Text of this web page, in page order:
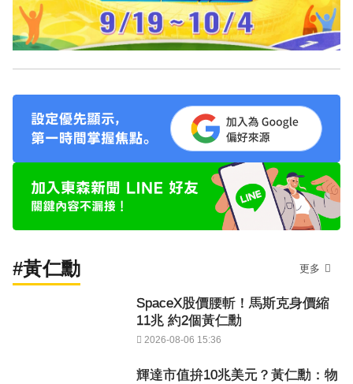
#黃仁勳 更多
SpaceX股價腰斬！馬斯克身價縮
11兆 約2個黃仁勳
2026-08-06 15:36
輝達市值拚10兆美元？黃仁勳：物